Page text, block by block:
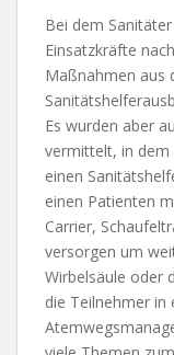
Bei dem
Einsatzkräfte
Maßnahmen aus
Es wurden aber
vermittelt, in dem
einen
einen Patienten
Carrier,
versorgen um
Wirbelsäule oder
die Teilnehmer in